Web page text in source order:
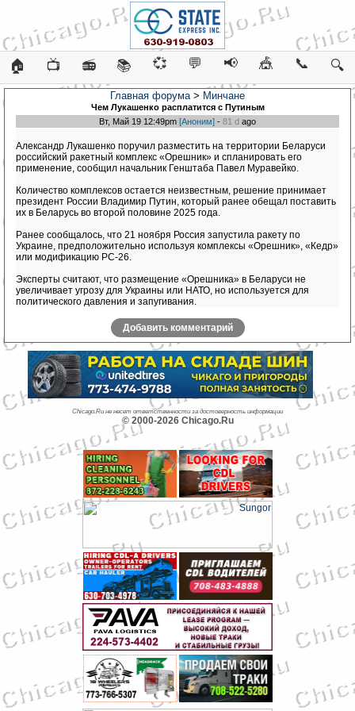
🏠 📺 📻 📚 💞 💬 📢 🎪 📞 🔍
Главная форума> Минчане
Чем Лукашенко расплатится с Путиным
Вт, Май 19 12:49pm [Аноним] - 81 d ago
Александр Лукашенко поручил разместить на территории Беларуси
российский ракетный комплекс «Орешник» и спланировать его
применение, сообщил начальник Генштаба Павел Муравейко.
Количество комплексов остается неизвестным, решение принимает
президент России Владимир Путин, который ранее обещал поставить
их в Беларусь во второй половине 2025 года.
Ранее сообщалось, что 21 ноября Россия запустила ракету по
Украине, предположительно используя комплексы «Орешник», «Кедр»
или модификацию РС-26.
Эксперты считают, что размещение «Орешника» в Беларуси не
увеличивает угрозу для Украины или НАТО, но используется для
политического давления и запугивания.
Добавить комментарий
Chicago.Ru не несет ответственности за достоверность информации
© 2000-2026 Chicago.Ru